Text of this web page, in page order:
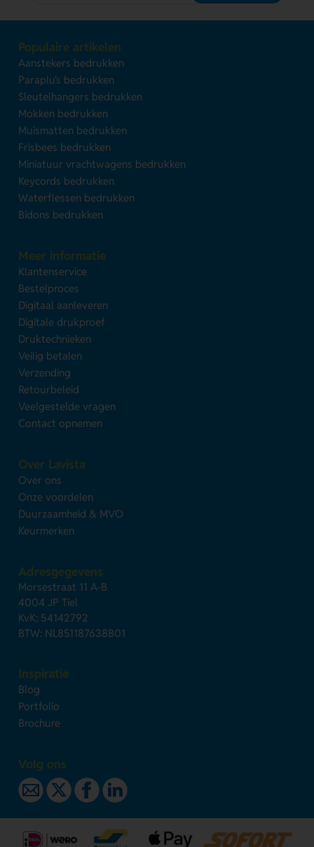
Populaire artikelen
Aanstekers bedrukken
Paraplu's bedrukken
Sleutelhangers bedrukken
Mokken bedrukken
Muismatten bedrukken
Frisbees bedrukken
Miniatuur vrachtwagens bedrukken
Keycords bedrukken
Waterflessen bedrukken
Bidons bedrukken
Meer informatie
Klantenservice
Bestelproces
Digitaal aanleveren
Digitale drukproef
Druktechnieken
Veilig betalen
Verzending
Retourbeleid
Veelgestelde vragen
Contact opnemen
Over Lavista
Over ons
Onze voordelen
Duurzaamheid & MVO
Keurmerken
Adresgegevens
Morsestraat 11 A-B
4004 JP Tiel
KvK: 54142792
BTW: NL851187638B01
Inspiratie
Blog
Portfolio
Brochure
Volg ons